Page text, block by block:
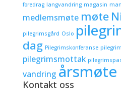
foredrag langvandring magasin
medlemsmøte møte
pilegrimsgård Oslo
dag Pilegrimskonferanse
pilegrimsmottak
vandring årsmøte
Kontakt oss